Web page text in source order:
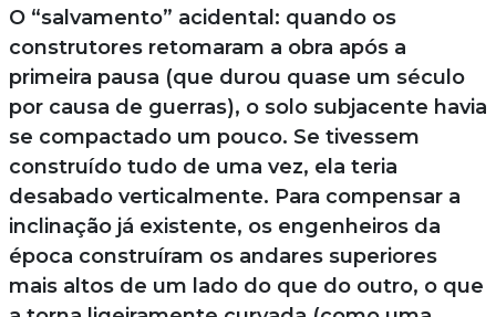
O “salvamento” acidental: quando os
construtores retomaram a obra após a
primeira pausa (que durou quase um século
por causa de guerras), o solo subjacente havia
se compactado um pouco. Se tivessem
construído tudo de uma vez, ela teria
desabado verticalmente. Para compensar a
inclinação já existente, os engenheiros da
época construíram os andares superiores
mais altos de um lado do que do outro, o que